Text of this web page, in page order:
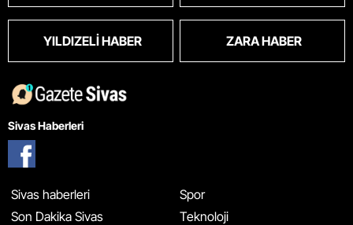
YILDIZELI HABER ZARA HABER
Sivas Haberleri
Sivas haberleri
Son Dakika Sivas
Spor
Teknoloji